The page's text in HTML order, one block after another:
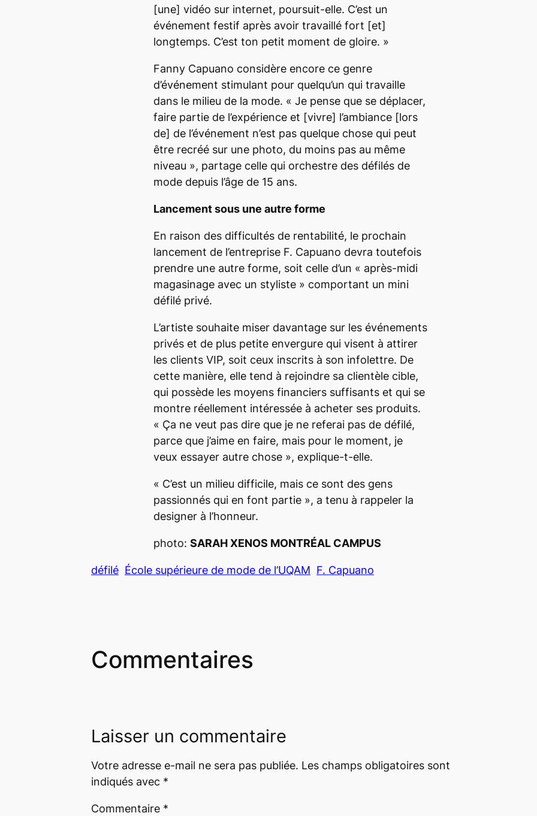
[une] vidéo sur internet, poursuit-elle. C’est un
événement festif après avoir travaillé fort [et]
longtemps. C’est ton petit moment de gloire. »
Fanny Capuano considère encore ce genre
d’événement stimulant pour quelqu’un qui travaille
dans le milieu de la mode. « Je pense que se déplacer,
faire partie de l’expérience et [vivre] l’ambiance [lors
de] de l’événement n’est pas quelque chose qui peut
être recréé sur une photo, du moins pas au même
niveau », partage celle qui orchestre des défilés de
mode depuis l’âge de 15 ans.
Lancement sous une autre forme
En raison des difficultés de rentabilité, le prochain
lancement de l’entreprise F. Capuano devra toutefois
prendre une autre forme, soit celle d’un « après-midi
magasinage avec un styliste » comportant un mini
défilé privé.
L’artiste souhaite miser davantage sur les événements
privés et de plus petite envergure qui visent à attirer
les clients VIP, soit ceux inscrits à son infolettre. De
cette manière, elle tend à rejoindre sa clientèle cible,
qui possède les moyens financiers suffisants et qui se
montre réellement intéressée à acheter ses produits.
« Ça ne veut pas dire que je ne referai pas de défilé,
parce que j’aime en faire, mais pour le moment, je
veux essayer autre chose », explique-t-elle.
« C’est un milieu difficile, mais ce sont des gens
passionnés qui en font partie », a tenu à rappeler la
designer à l’honneur.
photo: SARAH XENOS MONTRÉAL CAMPUS
défilé École supérieure de mode de l’UQAM F. Capuano
Commentaires
Laisser un commentaire
Votre adresse e-mail ne sera pas publiée. Les champs obligatoires sont
indiqués avec *
Commentaire *